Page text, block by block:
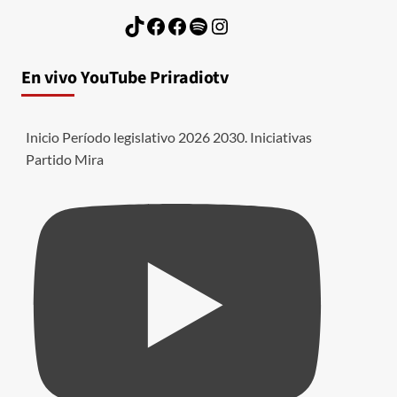
TikTok
Facebook
Facebook
Spotify
Instagram
En vivo YouTube Priradiotv
Inicio Período legislativo 2026 2030. Iniciativas
Partido Mira